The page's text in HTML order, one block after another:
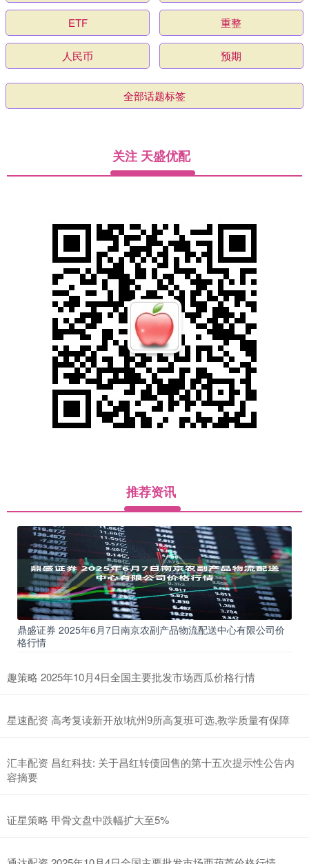
ETF 重整
人民币 预期
全部话题标签
关注 天盛优配
推荐资讯
鼎盛证券 2025年6月7日南京农副产品物流配送中心有限公司价
格行情
趣策略 2025年10月4日全国主要批发市场西瓜价格行情
星速配资 高考复读新开放!杭州9所高复班可选,教学质量有保障
汇丰配资 昌红科技: 关于昌红转债回售的第十五次提示性公告内
容摘要
证星策略 甲骨文盘中跌幅扩大至5%